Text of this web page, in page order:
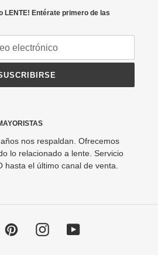
LENTE! Entérate primero de las
nos respaldan. Ofrecemos
lo relacionado a lente. Servicio
hasta el último canal de venta.
PinterestInstagramYouTube